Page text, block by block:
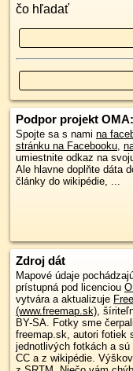
čo hľadať
Podpor projekt OMA:
Spojte sa s nami na
stránku na Facebooku,
umiestnite odkaz na
Ale hlavne doplňte dáta
články do wikipédie, ...
Zdroj dát
Mapové údaje
prístupná pod licenciou
vytvára a aktualizuje
(www.freemap.sk),
BY-SA. Fotky sme
freemap.sk, autori fotiek
jednotlivých fotkách a
CC a z wikipédie.